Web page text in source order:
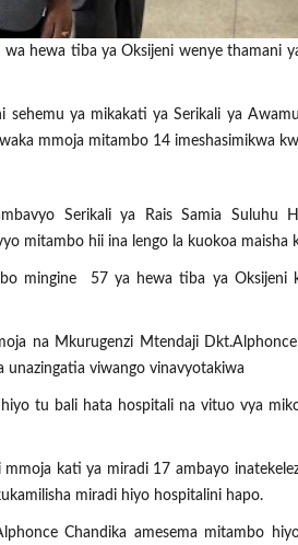
hewa tiba ya Oksijeni wenye thamani
ya mikakati ya Serikali ya
mmoja mitambo 14 imeshasimikwa
Serikali ya Rais Samia Suluhu
mitambo hii ina lengo la kuokoa maisha
mingine 57 ya hewa tiba ya Oksijeni
na Mkurugenzi Mtendaji
viwango vinavyotakiwa
tu bali hata hospitali na vituo vya
kati ya miradi 17 ambayo
miradi hiyo hospitalini hapo.
Chandika amesema mitambo